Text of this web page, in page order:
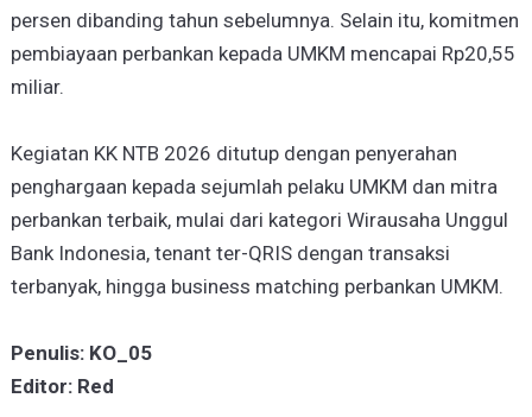
persen dibanding tahun sebelumnya. Selain itu, komitmen
pembiayaan perbankan kepada UMKM mencapai Rp20,55
miliar.
Kegiatan KK NTB 2026 ditutup dengan penyerahan
penghargaan kepada sejumlah pelaku UMKM dan mitra
perbankan terbaik, mulai dari kategori Wirausaha Unggul
Bank Indonesia, tenant ter-QRIS dengan transaksi
terbanyak, hingga business matching perbankan UMKM.
Penulis: KO_05
Editor: Red